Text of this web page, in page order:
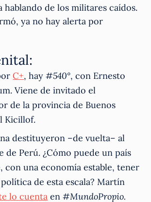
hablando de los militares caídos.
ya no hay alerta por
C+, hay#540°, con Ernesto
Viene de invitado el
de la provincia de Buenos
Kicillof.
destituyeron –de vuelta– al
de Perú. ¿Cómo puede un país
con una economía estable, tener
de esta escala? Martín
lo cuenta en#MundoPropio.